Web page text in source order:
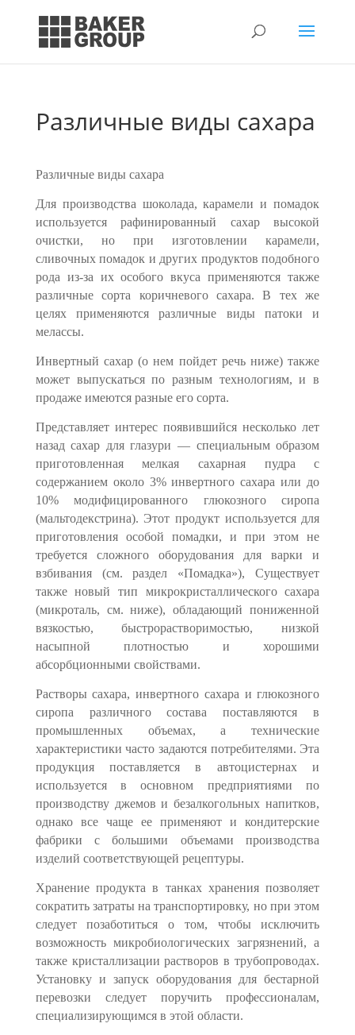
Различные виды сахара
Различные виды сахара
Для производства шоколада, карамели и помадок
используется рафинирован­ный сахар высокой
очистки, но при изготовлении карамели,
сливочных помадок и других продуктов подобного
рода из-за их особого вкуса применяются также
раз­личные сорта коричневого сахара. В тех же
целях применяются различные виды па­токи и
мелассы.
Инвертный сахар (о нем пойдет речь ниже) также
может выпускаться по раз­ным технологиям, и в
продаже имеются разные его сорта.
Представляет интерес появившийся несколько лет
назад сахар для глазу­ри — специальным образом
приготовленная мелкая сахарная пудра с
содержанием около 3% инвертного сахара или до
10% модифицированного глюкозного сиропа
(мальтодекстрина). Этот продукт используется для
приготовления особой помад­ки, и при этом не
требуется сложного оборудования для варки и
взбивания (см. раз­дел «Помадка»), Существует
также новый тип микрокристаллического сахара
(микроталь, см. ниже), обладающий пониженной
вязкостью, быстрорастворимостью, низкой
насыпной плотностью и хорошими
абсорбционными свойствами.
Растворы сахара, инвертного сахара и глюкозного
сиропа различного состава поставляются в
промышленных объемах, а технические
характеристики часто зада­ются потребителями. Эта
продукция поставляется в автоцистернах и
используется в основном предприятиями по
производству джемов и безалкогольных напитков,
однако все чаще ее применяют и кондитерские
фабрики с большими объемами про­изводства
изделий соответствующей рецептуры.
Хранение продукта в танках хранения позволяет
сократить затраты на транс­портировку, но при этом
следует позаботиться о том, чтобы исключить
возмож­ность микробиологических загрязнений, а
также кристаллизации растворов в тру­бопроводах.
Установку и запуск оборудования для бестарной
перевозки следует по­ручить профессионалам,
специализирующимся в этой области.